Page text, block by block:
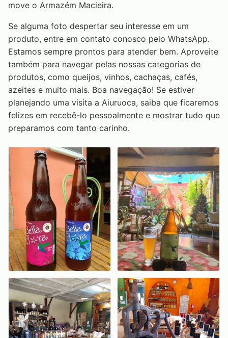
move o Armazém Macieira.
Se alguma foto despertar seu interesse em um
produto, entre em contato conosco pelo WhatsApp.
Estamos sempre prontos para atender bem. Aproveite
também para navegar pelas nossas categorias de
produtos, como queijos, vinhos, cachaças, cafés,
azeites e muito mais. Boa navegação! Se estiver
planejando uma visita a Aiuruoca, saiba que ficaremos
felizes em recebê-lo pessoalmente e mostrar tudo que
preparamos com tanto carinho.